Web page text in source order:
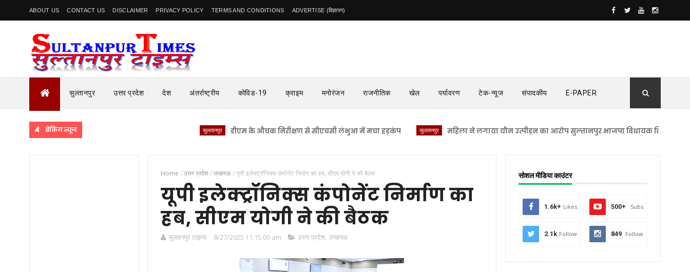
ABOUT US CONTACT US DISCLAIMER PRIVACY POLICY TERMS AND CONDITIONS ADVERTISE (विज्ञापन)
सुल्तानपुर उत्तर प्रदेश देश अंतर्राष्ट्रीय कोविड-19 क्राइम मनोरंजन राजनीतिक खेल पर्यावरण टेक-न्यूज संपादकीय E-PAPER
ब्रेकिंग न्यूज डीएम के औचक निरीक्षण से सीएचसी लंभुआ में मचा हड़कंप सुलतानपुर महिला ने लगाया यौन उत्पीड़न का आरोप सुल्तानपुर भाजपा विधायक विनोद सिंह ने आरोपों
Home /उत्तर प्रदेश/लखनऊ/यूपी इलेक्ट्रॉनिक्स कंपोनेंट निर्माण का हब, सीएम योगी ने की बैठक
यूपी इलेक्ट्रॉनिक्स कंपोनेंट निर्माण का
हब, सीएम योगी ने की बैठक
सुल्तानपुर टाइम्स 8/27/2025 11:15:00 am उत्तर प्रदेश, लखनऊ
सोशल मीडिया काउंटर
1.6k+ Likes 500+ Subs
2.1k Follow 849 Follow